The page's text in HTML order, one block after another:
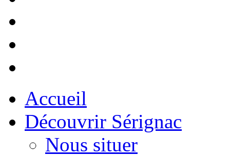
Accueil
Découvrir Sérignac
Nous situer